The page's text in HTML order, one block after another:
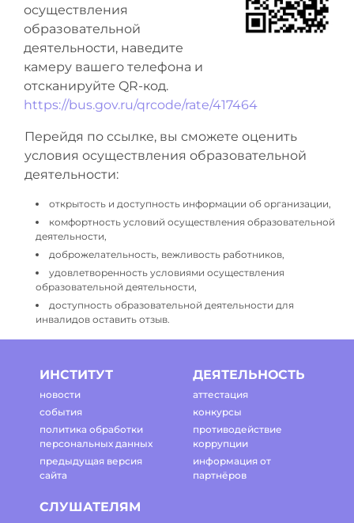
осуществления
образовательной
деятельности, наведите
камеру вашего телефона и
отсканируйте QR-код.
https://bus.gov.ru/qrcode/rate/417464
Перейдя по ссылке, вы сможете оценить
условия осуществления образовательной
деятельности:
открытость и доступность информации об организации,
комфортность условий осуществления образовательной
деятельности,
доброжелательность, вежливость работников,
удовлетворенность условиями осуществления
образовательной деятельности,
доступность образовательной деятельности для
инвалидов оставить отзыв.
ИНСТИТУТ
новости
события
политика обработки
персональных данных
предыдущая версия
сайта
ДЕЯТЕЛЬНОСТЬ
аттестация
конкурсы
противодействие
коррупции
информация от
партнёров
СЛУШАТЕЛЯМ